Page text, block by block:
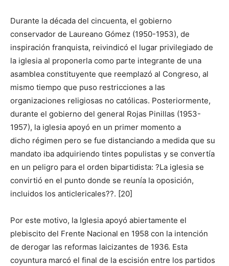
Durante la década del cincuenta, el gobierno
conservador de Laureano Gómez (1950-1953), de
inspiración franquista, reivindicó el lugar privilegiado de
la iglesia al proponerla como parte integrante de una
asamblea constituyente que reemplazó al Congreso, al
mismo tiempo que puso restricciones a las
organizaciones religiosas no católicas. Posteriormente,
durante el gobierno del general Rojas Pinillas (1953-
1957), la iglesia apoyó en un primer momento a
dicho régimen pero se fue distanciando a medida que su
mandato iba adquiriendo tintes populistas y se convertía
en un peligro para el orden bipartidista: ?La iglesia se
convirtió en el punto donde se reunía la oposición,
incluidos los anticlericales??. [20]
Por este motivo, la Iglesia apoyó abiertamente el
plebiscito del Frente Nacional en 1958 con la intención
de derogar las reformas laicizantes de 1936. Esta
coyuntura marcó el final de la escisión entre los partidos